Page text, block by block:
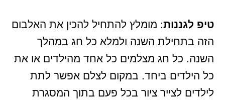
טיפ לגננות: מומלץ להתחיל להכין את האלבום
הזה בתחילת השנה ולמלא כל חג במהלך
השנה. כל חג מצלמים כל אחד מהילדים או את
כל הילדים ביחד. במקום לצלם אפשר לתת
לילדים לצייר ציור בכל פעם בתוך המסגרת